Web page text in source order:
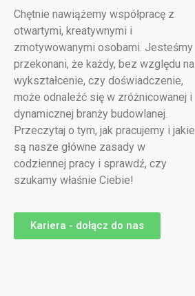
Chętnie nawiążemy współpracę z
otwartymi, kreatywnymi i
zmotywowanymi osobami. Jesteśmy
przekonani, że każdy, bez względu na
wykształcenie, czy doświadczenie,
może odnaleźć się w zróżnicowanej i
dynamicznej branży budowlanej.
Przeczytaj o tym, jak pracujemy i jakie
są nasze główne zasady w
codziennej pracy i sprawdź, czy
szukamy właśnie Ciebie!
Kariera - dołącz do nas